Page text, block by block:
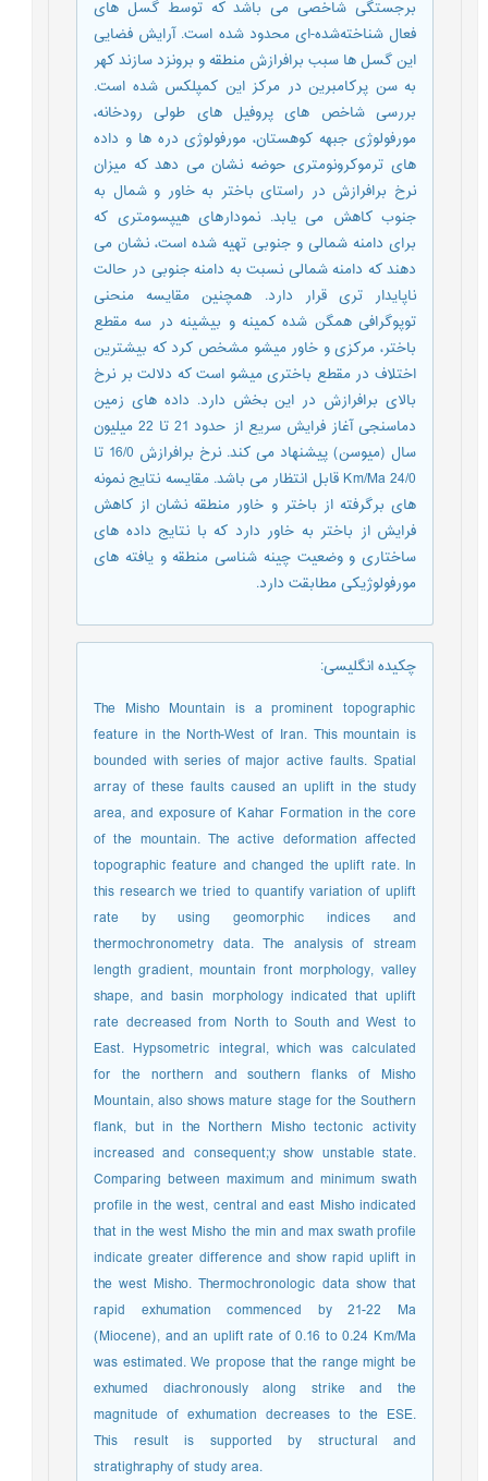
برجستگی شاخصی می باشد که توسط گسل های
فعال شناخته‌شده-ای محدود شده است. آرایش فضایی
این گسل ها سبب برافرازش منطقه و برونزد سازند کهر
به سن پرکامبرین در مرکز این کمپلکس شده است.
بررسی شاخص های پروفیل های طولی رودخانه،
مورفولوژی جبهه کوهستان، مورفولوژی دره ها و داده
های ترموکرونومتری حوضه نشان می دهد که میزان
نرخ برافرازش در راستای باختر به خاور و شمال به
جنوب کاهش می یابد. نمودارهای هیپسومتری که
برای دامنه شمالی و جنوبی تهیه شده است، نشان می
دهند که دامنه شمالی نسبت به دامنه جنوبی در حالت
ناپایدار تری قرار دارد. همچنین مقایسه منحنی
توپوگرافی همگن شده کمینه و بیشینه در سه مقطع
باختر، مرکزی و خاور میشو مشخص کرد که بیشترین
اختلاف در مقطع باختری میشو است که دلالت بر نرخ
بالای برافرازش در این بخش دارد. داده های زمین
دماسنجی آغاز فرایش سریع از حدود 21 تا 22 میلیون
سال (میوسن) پیشنهاد می کند. نرخ برافرازش 16/0 تا
24/0 Km/Ma قابل انتظار می باشد. مقایسه نتایج نمونه
های برگرفته از باختر و خاور منطقه نشان از کاهش
فرایش از باختر به خاور دارد که با نتایج داده های
ساختاری و وضعیت چینه شناسی منطقه و یافته های
مورفولوژیکی مطابقت دارد.
چکیده انگلیسی:
The Misho Mountain is a prominent topographic
feature in the North-West of Iran. This mountain is
bounded with series of major active faults. Spatial
array of these faults caused an uplift in the study
area, and exposure of Kahar Formation in the core
of the mountain. The active deformation affected
topographic feature and changed the uplift rate. In
this research we tried to quantify variation of uplift
rate by using geomorphic indices and
thermochronometry data. The analysis of stream
length gradient, mountain front morphology, valley
shape, and basin morphology indicated that uplift
rate decreased from North to South and West to
East. Hypsometric integral, which was calculated
for the northern and southern flanks of Misho
Mountain, also shows mature stage for the Southern
flank, but in the Northern Misho tectonic activity
increased and consequent;y show unstable state.
Comparing between maximum and minimum swath
profile in the west, central and east Misho indicated
that in the west Misho the min and max swath profile
indicate greater difference and show rapid uplift in
the west Misho. Thermochronologic data show that
rapid exhumation commenced by 21-22 Ma
(Miocene), and an uplift rate of 0.16 to 0.24 Km/Ma
was estimated. We propose that the range might be
exhumed diachronously along strike and the
magnitude of exhumation decreases to the ESE.
This result is supported by structural and
stratighraphy of study area.